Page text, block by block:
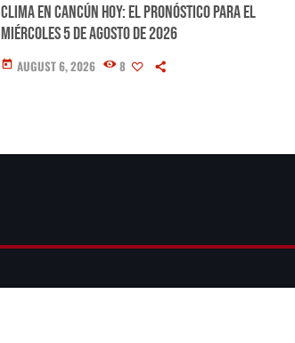
Clima en Cancún hoy: el pronóstico para el
miércoles 5 de agosto de 2026
today AUGUST 6, 2026 8